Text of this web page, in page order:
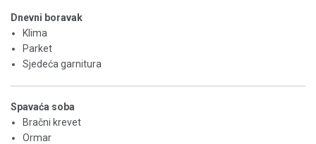
Dnevni boravak
Klima
Parket
Sjedeća garnitura
Spavaća soba
Bračni krevet
Ormar